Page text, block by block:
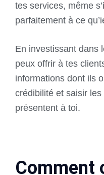
tes services, même
parfaitement à ce
En investissant dans
peux offrir à tes
informations dont ils
crédibilité et saisir
présentent à toi.
Comment